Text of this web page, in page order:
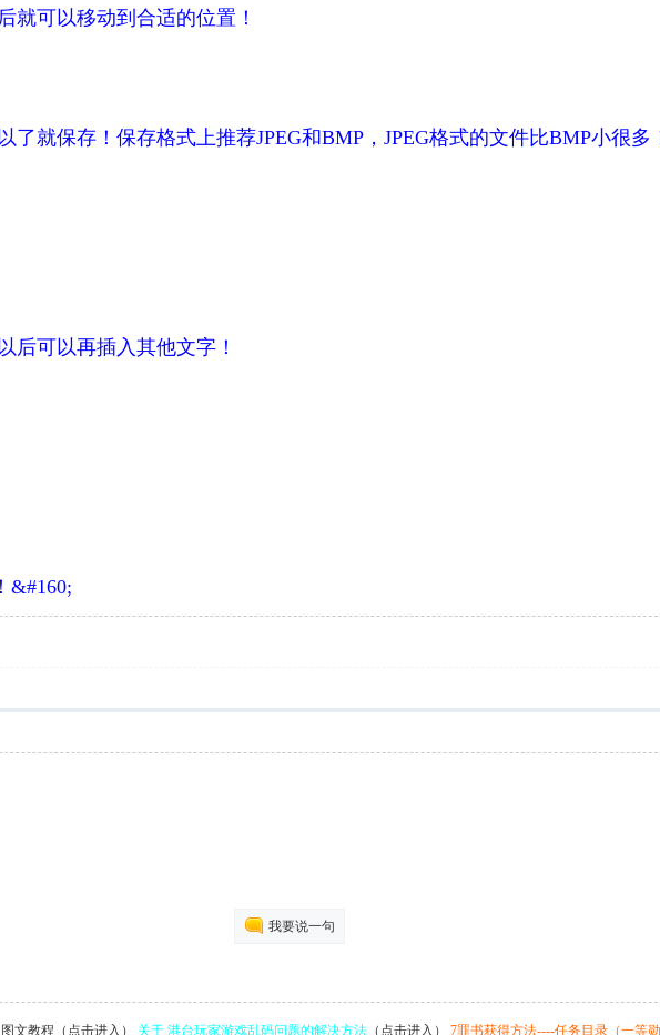
就可以移动到合适的位置！
就保存！保存格式上推荐JPEG和BMP，JPEG格式的文件比BMP小很多
后可以再插入其他文字！
&#160;
我要说一句
文教程（点击进入） 关于 港台玩家游戏乱码问题的解决方法 （点击进入） 7罪书获得方法----任务目录（一等